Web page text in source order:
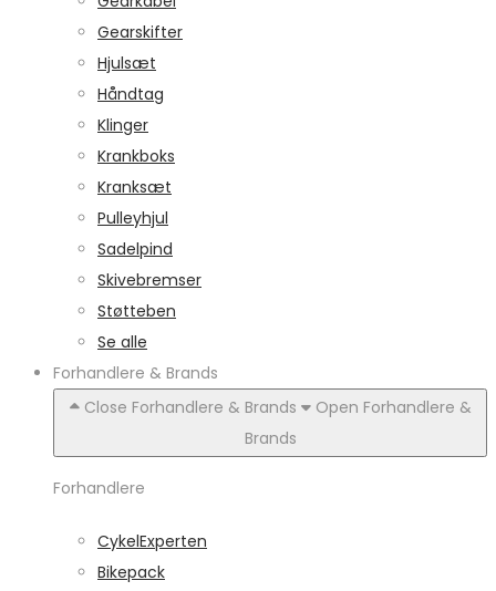
Gearskifter
Hjulsæt
Håndtag
Klinger
Krankboks
Kranksæt
Pulleyhjul
Sadelpind
Skivebremser
Støtteben
Se alle
Forhandlere & Brands
Close Forhandlere & Brands
Open Forhandlere &
Brands
Forhandlere
CykelExperten
Bikepack